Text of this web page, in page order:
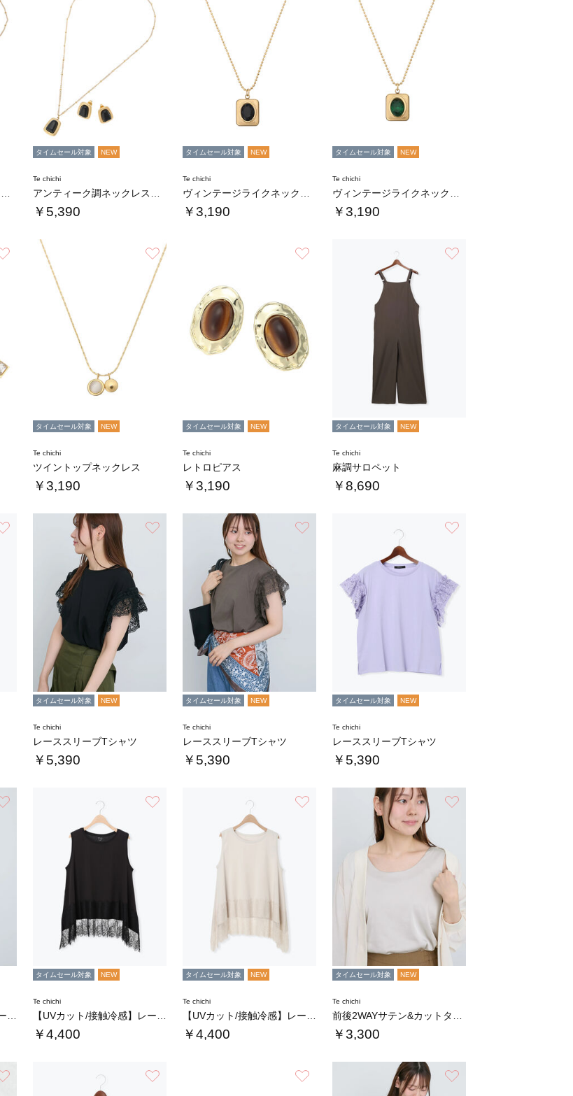
タイムセール対象 NEW
Te chichi
￥5,390
タイムセール対象 NEW
Te chichi
￥3,190
タイムセール対象 NEW
Te chichi
￥3,190
お気に入り お気に入り
タイムセール対象 NEW
Te chichi
ツイントップネックレス
￥3,190
タイムセール対象 NEW
Te chichi
レトロピアス
￥3,190
タイムセール対象 NEW
Te chichi
麻調サロペット
￥8,690
タイムセール対象 NEW
Te chichi
レーススリーブTシャツ
￥5,390
タイムセール対象 NEW
Te chichi
レーススリーブTシャツ
￥5,390
タイムセール対象 NEW
Te chichi
レーススリーブTシャツ
￥5,390
タイムセール対象 NEW
Te chichi
￥4,400
タイムセール対象 NEW
Te chichi
￥4,400
タイムセール対象 NEW
Te chichi
￥3,300